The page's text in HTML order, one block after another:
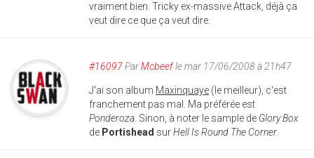
vraiment bien. Tricky ex-massive Attack, déjà ça
veut dire ce que ça veut dire.
#16097ParMcbeefle mar 17/06/2008 à 21h47
J'ai son album Maxinquaye (le meilleur), c'est
franchement pas mal. Ma préférée est
Ponderoza . Sinon, à noter le sample de Glory Box
de Portishead surHell Is Round The Corner